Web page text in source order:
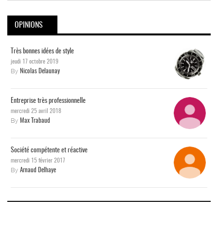
OPINIONS
Très bonnes idées de style
jeudi 17 octobre 2019
By Nicolas Delaunay
Entreprise très professionnelle
mercredi 25 avril 2018
By Max Trabaud
Société compétente et réactive
mercredi 15 février 2017
By Arnaud Delhaye